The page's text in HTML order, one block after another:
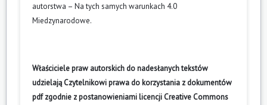
autorstwa – Na tych samych warunkach 4.0
Miedzynarodowe.
Właściciele praw autorskich do nadesłanych tekstów
udzielają Czytelnikowi prawa do korzystania z dokumentów
pdf zgodnie z postanowieniami licencji Creative Commons